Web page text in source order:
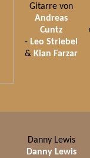
Gitarre von
Andreas
Cuntz
- Leo Striebel
& Kian Farzar
Danny Lewis
Danny Lewis